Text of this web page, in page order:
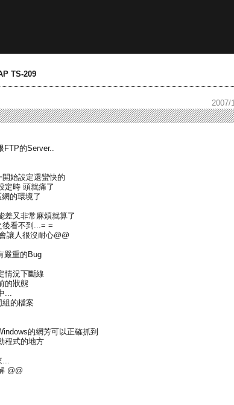
TS-209
2007/
FTP的Server..
始設定還蠻快的
定時 頭就痛了
的環境了
差又非常麻煩就算了
後看不到...= =
讓人很沒耐心@@
嚴重的Bug
情況下斷線
的狀態
...
組的檔案
的網芳可以正確抓到
程式的地方
...
@@